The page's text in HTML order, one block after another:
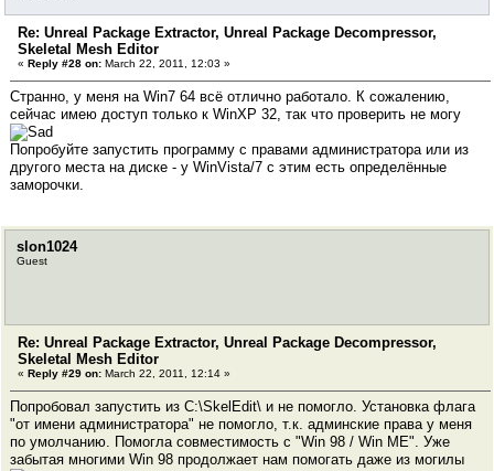
Re: Unreal Package Extractor, Unreal Package Decompressor,
Skeletal Mesh Editor
« Reply #28 on: March 22, 2011, 12:03 »
Странно, у меня на Win7 64 всё отлично работало. К сожалению,
сейчас имею доступ только к WinXP 32, так что проверить не могу
Попробуйте запустить программу с правами администратора или из
другого места на диске - у WinVista/7 с этим есть определённые
заморочки.
slon1024
Guest
Re: Unreal Package Extractor, Unreal Package Decompressor,
Skeletal Mesh Editor
« Reply #29 on: March 22, 2011, 12:14 »
Попробовал запустить из C:\SkelEdit\ и не помогло. Установка флага
"от имени администратора" не помогло, т.к. админские права у меня
по умолчанию. Помогла совместимость с "Win 98 / Win ME". Уже
забытая многими Win 98 продолжает нам помогать даже из могилы